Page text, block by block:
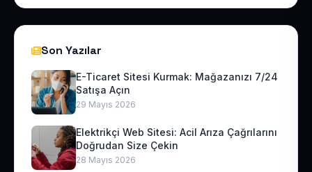
Son Yazılar
E-Ticaret Sitesi Kurmak: Mağazanızı 7/24
Satışa Açın
29 Mayıs 2026
Elektrikçi Web Sitesi: Acil Arıza Çağrılarını
Doğrudan Size Çekin
28 Mayıs 2026